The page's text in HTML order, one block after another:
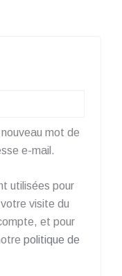
mot de
e-mail.
utilisées pour
visite du
et pour
politique de